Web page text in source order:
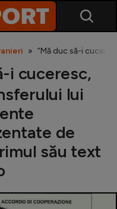
“Mă duc să-i
i cuceresc,
lui
de
său text